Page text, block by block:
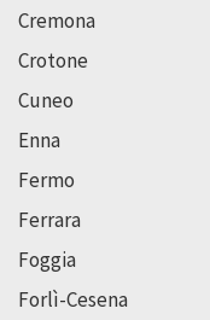
Cremona
Crotone
Cuneo
Enna
Fermo
Ferrara
Foggia
Forlì-Cesena